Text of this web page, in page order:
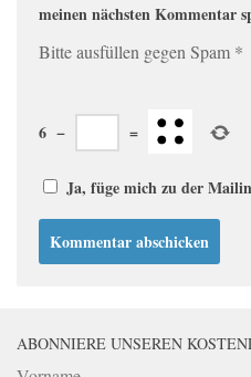
meinen nächsten Kommentar
Bitte ausfüllen gegen Spam *
6 − =
Ja, füge mich zu der
ABONNIERE UNSEREN